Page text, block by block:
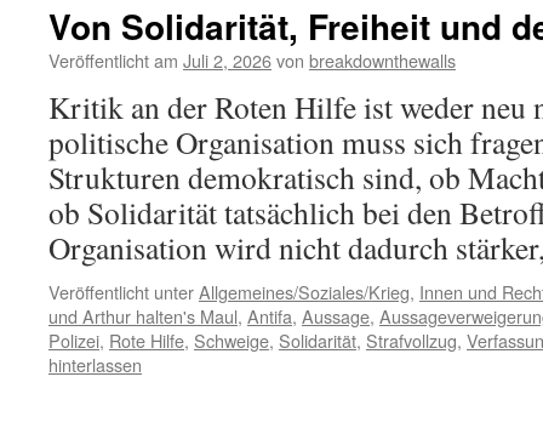
Von Solidarität, Freiheit und
Veröffentlicht am Juli 2, 2026von breakdownthewalls
Kritik an der Roten Hilfe ist weder neu
politische Organisation muss sich
Strukturen demokratisch sind, ob
ob Solidarität tatsächlich bei den
Organisation wird nicht dadurch
Veröffentlicht unterAllgemeines/Soziales/Krieg, Innen und
und Arthur halten's Maul, Antifa, Aussage,
Polizei, Rote Hilfe, Schweige, Solidarität, Strafvollzug,
hinterlassen